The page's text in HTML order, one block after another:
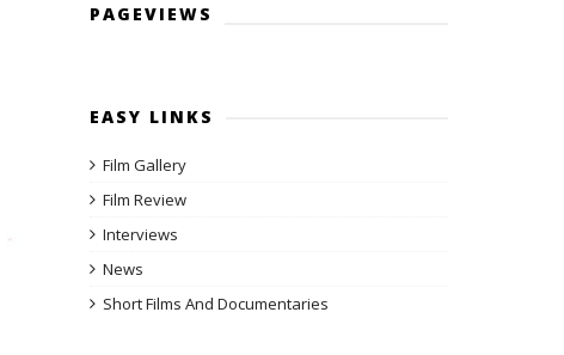
PAGEVIEWS
EASY LINKS
Film Gallery
Film Review
Interviews
News
Short Films And Documentaries